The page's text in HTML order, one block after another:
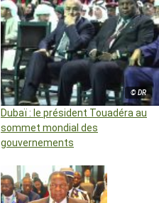
© DR
Dubaï : le président Touadéra au
sommet mondial des
gouvernements